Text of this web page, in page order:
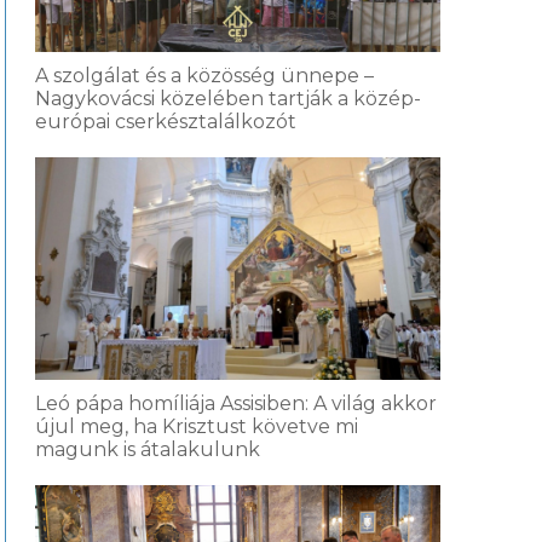
A szolgálat és a közösség ünnepe –
Nagykovácsi közelében tartják a közép-
európai cserkésztalálkozót
Leó pápa homíliája Assisiben: A világ akkor
újul meg, ha Krisztust követve mi
magunk is átalakulunk